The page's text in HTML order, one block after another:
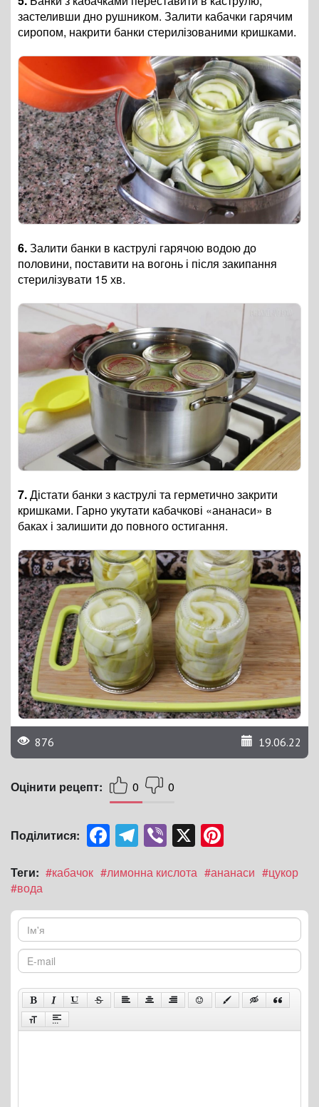
застеливши дно рушником. Залити кабачки гарячим
сиропом, накрити банки стерилізованими кришками.
6.Залити банки в каструлі гарячою водою до
половини, поставити на вогонь і після закипання
стерилізувати 15 хв.
7.Дістати банки з каструлі та герметично закрити
кришками. Гарно укутати кабачкові «ананаси» в
баках і залишити до повного остигання.
876 19.06.22
Оцінити рецепт: 0 0
Поділитися: FacebookTelegramViber X
Теги: #кабачок #лимонна кислота #ананаси #цукор
#вода